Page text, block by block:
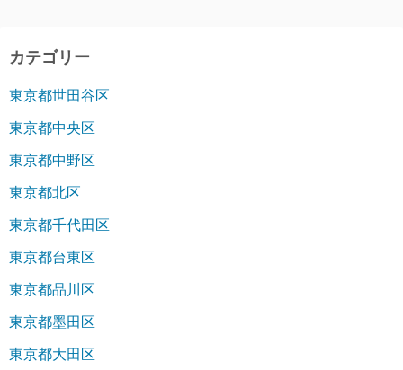
カテゴリー
東京都世田谷区
東京都中央区
東京都中野区
東京都北区
東京都千代田区
東京都台東区
東京都品川区
東京都墨田区
東京都大田区